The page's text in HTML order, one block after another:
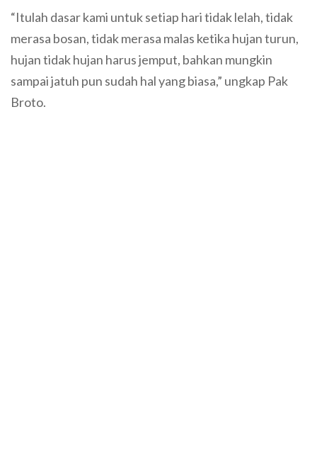
“Itulah dasar kami untuk setiap hari tidak lelah, tidak
merasa bosan, tidak merasa malas ketika hujan turun,
hujan tidak hujan harus jemput, bahkan mungkin
sampai jatuh pun sudah hal yang biasa,” ungkap Pak
Broto.